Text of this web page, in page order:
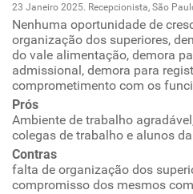
Oportunidade de promoção
Ambiente de trabalho
Conciliação com a vida familiar
Benefícios
Não recomenda esta empresa
23 Janeiro 2025. Recepcionista, São
Nenhuma oportunidade de
organização dos superiores,
do vale alimentação, demora
admissional, demora para
comprometimento com os
Prós
Ambiente de trabalho
colegas de trabalho e alunos
Contras
falta de organização dos
compromisso dos mesmos